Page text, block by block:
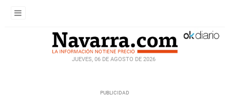
JUEVES, 06 DE AGOSTO DE 2026